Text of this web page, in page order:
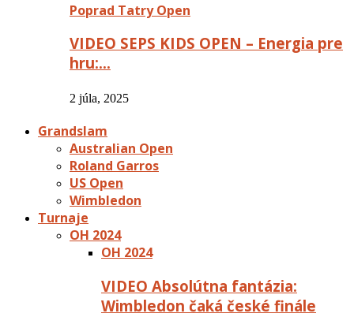
Poprad Tatry Open
VIDEO SEPS KIDS OPEN – Energia pre
hru:…
2 júla, 2025
Grandslam
Australian Open
Roland Garros
US Open
Wimbledon
Turnaje
OH 2024
OH 2024
VIDEO Absolútna fantázia:
Wimbledon čaká české finále